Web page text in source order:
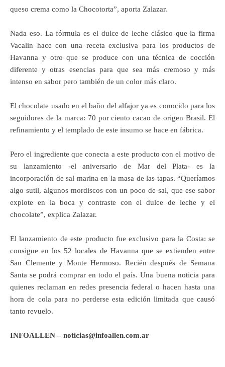
queso crema como la Chocotorta”, aporta Zalazar.
Nada eso. La fórmula es el dulce de leche clásico que la firma
Vacalin hace con una receta exclusiva para los productos de
Havanna y otro que se produce con una técnica de cocción
diferente y otras esencias para que sea más cremoso y más
intenso en sabor pero también de un color más claro.
El chocolate usado en el baño del alfajor ya es conocido para los
seguidores de la marca: 70 por ciento cacao de origen Brasil. El
refinamiento y el templado de este insumo se hace en fábrica.
Pero el ingrediente que conecta a este producto con el motivo de
su lanzamiento -el aniversario de Mar del Plata- es la
incorporación de sal marina en la masa de las tapas. “Queríamos
algo sutil, algunos mordiscos con un poco de sal, que ese sabor
explote en la boca y contraste con el dulce de leche y el
chocolate”, explica Zalazar.
El lanzamiento de este producto fue exclusivo para la Costa: se
consigue en los 52 locales de Havanna que se extienden entre
San Clemente y Monte Hermoso. Recién después de Semana
Santa se podrá comprar en todo el país. Una buena noticia para
quienes reclaman en redes presencia federal o hacen hasta una
hora de cola para no perderse esta edición limitada que causó
tanto revuelo.
INFOALLEN – noticias@infoallen.com.ar